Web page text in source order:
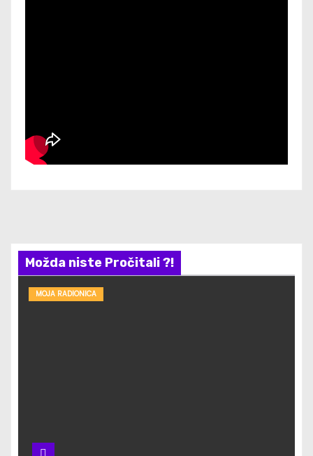
Možda niste Pročitali ?!
MOJA RADIONICA